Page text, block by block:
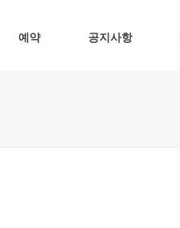
예약 공지사항